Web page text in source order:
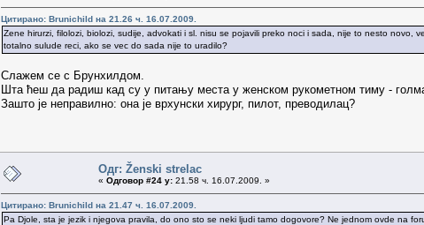
Цитирано: Brunichild на 21.26 ч. 16.07.2009.
Zene hirurzi, filolozi, biolozi, sudije, advokati i sl. nisu se pojavili preko noci i sada, nije to nesto
totalno sulude reci, ako se vec do sada nije to uradilo?
Слажем се с Брунхилдом.
Шта ћеш да радиш кад су у питању места у женском рукометном тиму -
Зашто је неправилно: она је врхунски хирург, пилот, преводилац?
Одг: Ženski strelac
« Одговор #24 у: 21.58 ч. 16.07.2009. »
Цитирано: Brunichild на 21.47 ч. 16.07.2009.
Pa Djole, sta je jezik i njegova pravila, do ono sto se neki ljudi tamo dogovore? Ne jednom ovde na